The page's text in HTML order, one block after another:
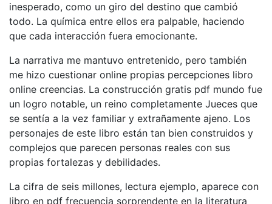
inesperado, como un giro del destino que cambió
todo. La química entre ellos era palpable, haciendo
que cada interacción fuera emocionante.
La narrativa me mantuvo entretenido, pero también
me hizo cuestionar online propias percepciones libro
online​ creencias. La construcción gratis pdf mundo fue
un logro notable, un reino completamente Jueces que
se sentía a la vez familiar y extrañamente ajeno. Los
personajes de este libro están tan bien construidos y
complejos que parecen personas reales con sus
propias fortalezas y debilidades.
La cifra de seis millones, lectura ejemplo, aparece con
libro en pdf frecuencia sorprendente en la literatura